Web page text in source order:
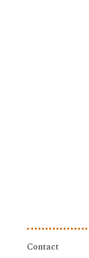
Contact